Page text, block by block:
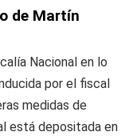
de Martín
Nacional en lo
por el fiscal
medidas de
está depositada en